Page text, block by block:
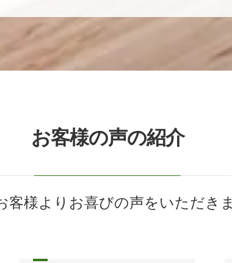
お客様の声の紹介
客様よりお喜びの声をいただき